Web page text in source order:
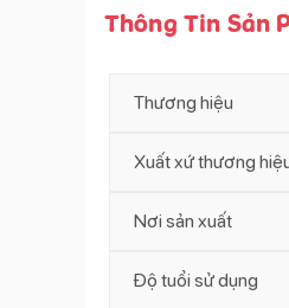
Thông Tin Sản
Thương hiệu
Xuất xứ thương
Nơi sản xuất
Độ tuổi sử dụng